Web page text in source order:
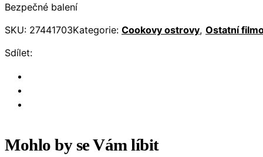
Bezpečné balení
SKU: 27441703Kategorie: Cookovy ostrovy, Ostatní
Sdílet:
Mohlo by se Vám líbit